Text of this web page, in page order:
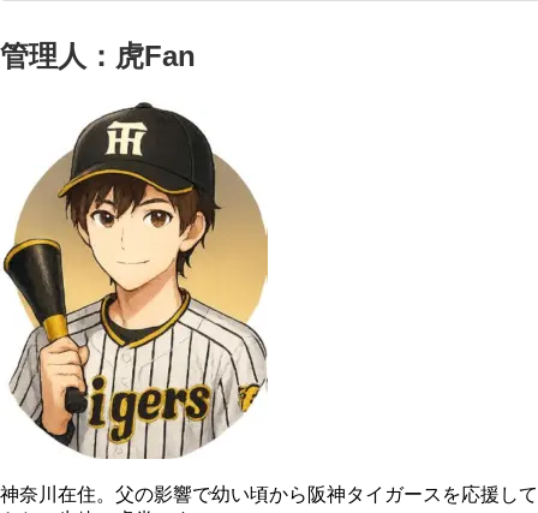
管理人：虎Fan
神奈川在住。父の影響で幼い頃から阪神タイガースを応援して